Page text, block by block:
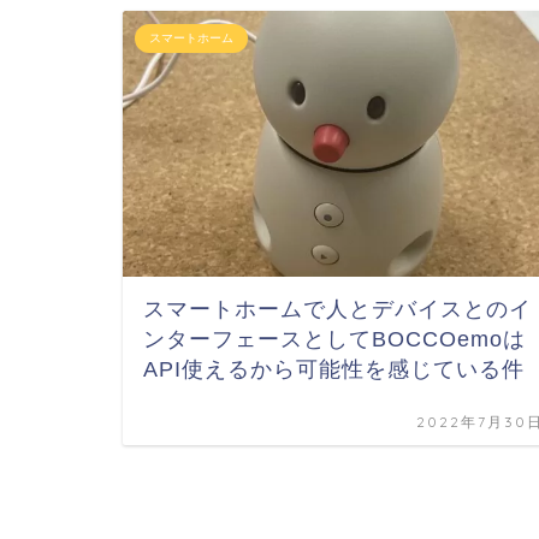
スマートホーム
スマートホームで人とデバイスとのイ
ンターフェースとしてBOCCOemoは
API使えるから可能性を感じている件
2022年7月30